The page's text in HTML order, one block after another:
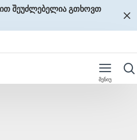
შეუძლებელია გთხოვთ